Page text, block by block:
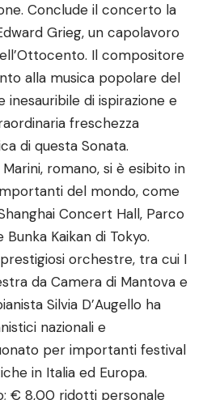
Conclude il concerto la
Grieg, un capolavoro
Il compositore
alla musica popolare del
di ispirazione e
freschezza
di questa Sonata.
romano, si è esibito in
del mondo, come
Concert Hall, Parco
Kaikan di Tokyo.
orchestre, tra cui I
da Camera di Mantova e
Silvia D’Augello ha
nazionali e
per importanti festival
in Italia ed Europa.
€ 8,00 ridotti personale